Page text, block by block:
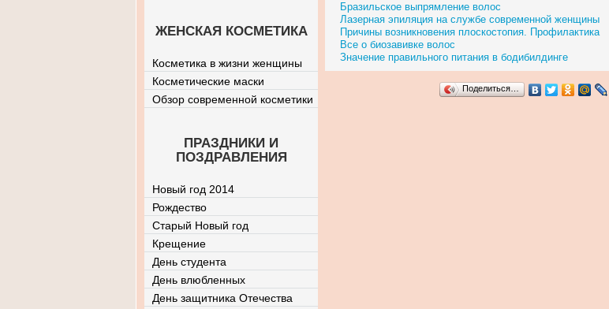
Бразильское выпрямление волос
Лазерная эпиляция на службе современной женщины
Причины возникновения плоскостопия. Профилактика
Все о биозавивке волос
Значение правильного питания в бодибилдинге
Поделиться…
ЖЕНСКАЯ КОСМЕТИКА
Косметика в жизни женщины
Косметические маски
Обзор современной косметики
ПРАЗДНИКИ И
ПОЗДРАВЛЕНИЯ
Новый год 2014
Рождество
Старый Новый год
Крещение
День студента
День влюбленных
День защитника Отечества